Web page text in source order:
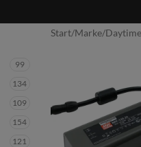
99
134
109
154
121
Start/Marke/Daytime